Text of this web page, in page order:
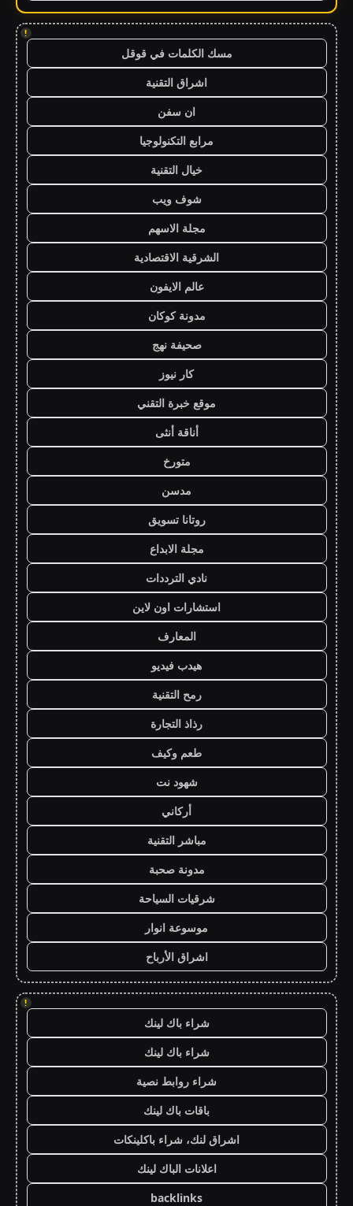
!
مسك الكلمات في قوقل
اشراق التقنية
ان سفن
مرابع التكنولوجيا
خيال التقنية
شوف ويب
مجلة الاسهم
الشرقية الاقتصادية
عالم الايفون
مدونة كوكان
صحيفة نهج
كار نيوز
موقع خبرة التقني
أناقة أنثى
متورخ
مدسن
روتانا تسويق
مجلة الابداع
نادي الترددات
استشارات اون لاين
المعارف
هيدب فيديو
رمح التقنية
رذاذ التجارة
طعم وكيف
شهود نت
أركاني
مباشر التقنية
مدونة صحبة
شرقيات السياحة
موسوعة انوار
اشراق الأرباح
!
شراء باك لينك
شراء باك لينك
شراء روابط نصية
باقات باك لينك
اشراق لنك، شراء باكلينكات
اعلانات الباك لينك
backlinks